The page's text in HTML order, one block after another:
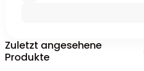
Zuletzt angesehene
Produkte